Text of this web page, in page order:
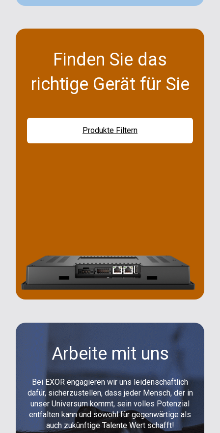
Finden Sie das
richtige Gerät für Sie
Produkte Filtern
Arbeite mit uns
Bei EXOR engagieren wir uns leidenschaftlich
dafür, sicherzustellen, dass jeder Mensch, der in
unser Universum kommt, sein volles Potenzial
entfalten kann und sowohl für gegenwärtige als
auch zukünftige Talente Wert schafft!